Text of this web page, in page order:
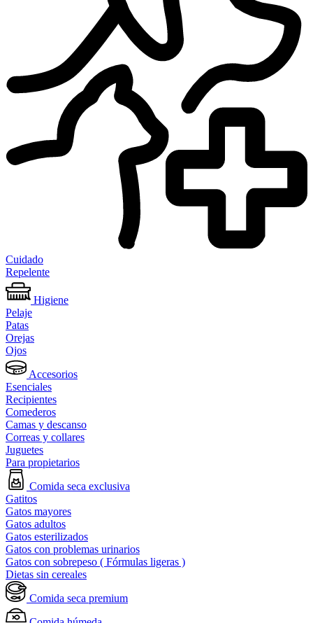
Cuidado
Repelente
Higiene
Pelaje
Patas
Orejas
Ojos
Accesorios
Esenciales
Recipientes
Comederos
Camas y descanso
Correas y collares
Juguetes
Para propietarios
Comida seca exclusiva
Gatitos
Gatos mayores
Gatos adultos
Gatos esterilizados
Gatos con problemas urinarios
Gatos con sobrepeso ( Fórmulas ligeras )
Dietas sin cereales
Comida seca premium